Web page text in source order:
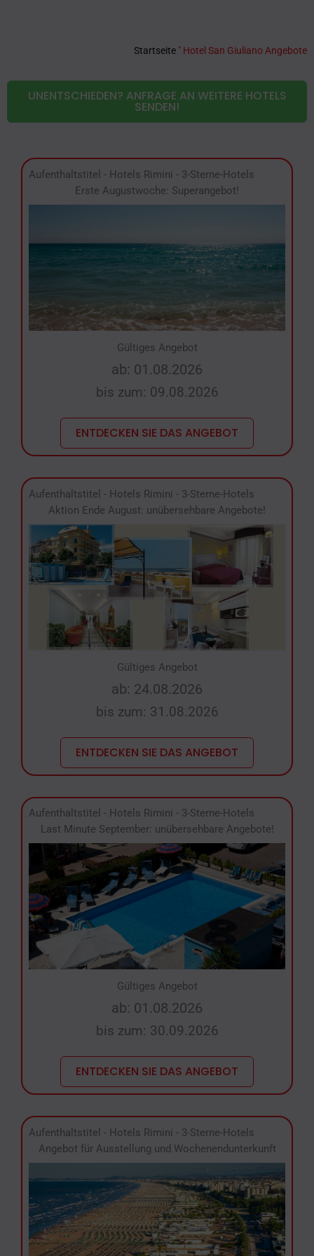
Startseite " Hotel San Giuliano Angebote
UNENTSCHIEDEN? ANFRAGE AN WEITERE HOTELS
SENDEN!
Aufenthaltstitel - Hotels Rimini - 3-Sterne-Hotels
Erste Augustwoche: Superangebot!
Gültiges Angebot
ab: 01.08.2026
bis zum: 09.08.2026
ENTDECKEN SIE DAS ANGEBOT
Aufenthaltstitel - Hotels Rimini - 3-Sterne-Hotels
Aktion Ende August: unübersehbare Angebote!
Gültiges Angebot
ab: 24.08.2026
bis zum: 31.08.2026
ENTDECKEN SIE DAS ANGEBOT
Aufenthaltstitel - Hotels Rimini - 3-Sterne-Hotels
Last Minute September: unübersehbare Angebote!
Gültiges Angebot
ab: 01.08.2026
bis zum: 30.09.2026
ENTDECKEN SIE DAS ANGEBOT
Aufenthaltstitel - Hotels Rimini - 3-Sterne-Hotels
Angebot für Ausstellung und Wochenendunterkunft